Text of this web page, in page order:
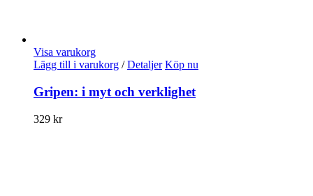
Visa varukorg
Lägg till i varukorg / Detaljer Köp nu
Gripen: i myt och verklighet
329 kr